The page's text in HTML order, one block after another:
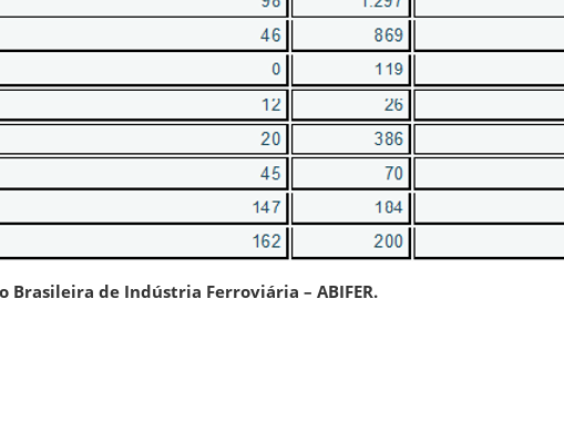
Brasileira de Indústria Ferroviária – ABIFER.